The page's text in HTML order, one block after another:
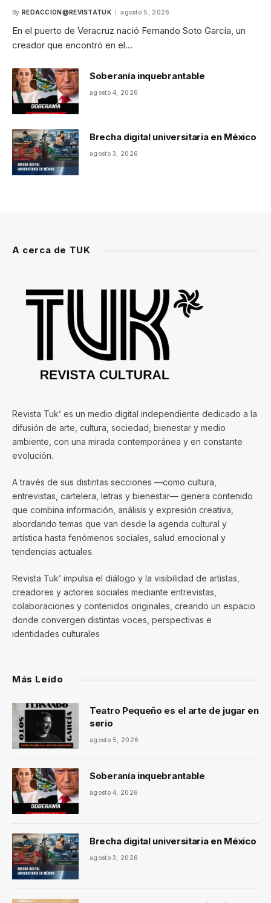
By REDACCION@REVISTATUK agosto 5, 2026
En el puerto de Veracruz nació Fernando Soto García, un
creador que encontró en el…
Soberanía inquebrantable
agosto 4, 2026
Brecha digital universitaria en México
agosto 3, 2026
A cerca de TUK
Revista Tuk’ es un medio digital independiente dedicado a la
difusión de arte, cultura, sociedad, bienestar y medio
ambiente, con una mirada contemporánea y en constante
evolución.
A través de sus distintas secciones —como cultura,
entrevistas, cartelera, letras y bienestar— genera contenido
que combina información, análisis y expresión creativa,
abordando temas que van desde la agenda cultural y
artística hasta fenómenos sociales, salud emocional y
tendencias actuales.
Revista Tuk’ impulsa el diálogo y la visibilidad de artistas,
creadores y actores sociales mediante entrevistas,
colaboraciones y contenidos originales, creando un espacio
donde convergen distintas voces, perspectivas e
identidades culturales
Más Leído
Teatro Pequeño es el arte de jugar en
serio
agosto 5, 2026
Soberanía inquebrantable
agosto 4, 2026
Brecha digital universitaria en México
agosto 3, 2026